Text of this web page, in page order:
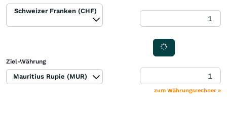
Schweizer Franken (CHF)
Ziel-Währung
Mauritius Rupie (MUR)
zum Währungsrechner »